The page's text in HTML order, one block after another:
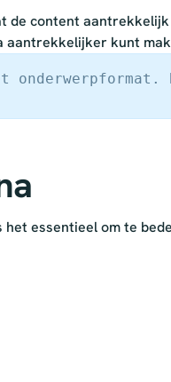
content
aantrekkelijker kunt
essentieel om te